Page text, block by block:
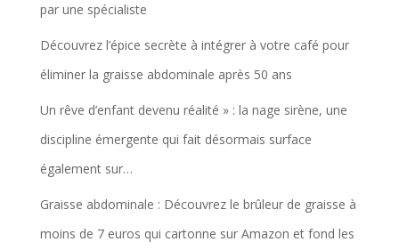
par une spécialiste
Découvrez l’épice secrète à intégrer à votre café pour
éliminer la graisse abdominale après 50 ans
Un rêve d’enfant devenu réalité » : la nage sirène, une
discipline émergente qui fait désormais surface
également sur…
Graisse abdominale : Découvrez le brûleur de graisse à
moins de 7 euros qui cartonne sur Amazon et fond les